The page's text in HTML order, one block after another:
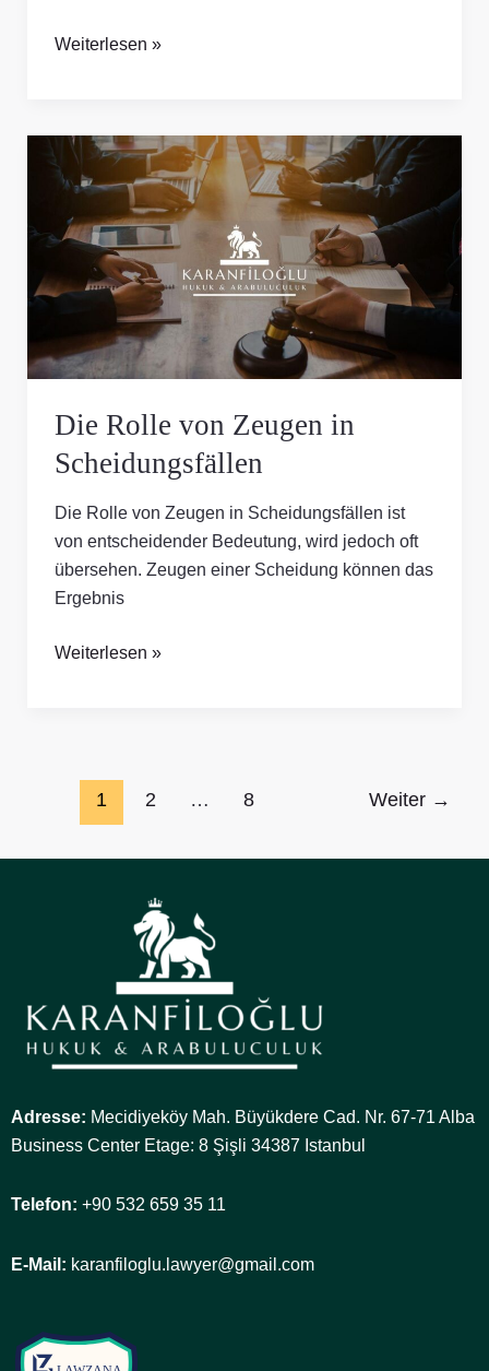
Weiterlesen »
Die Rolle von Zeugen in
Scheidungsfällen
Die Rolle von Zeugen in Scheidungsfällen ist
von entscheidender Bedeutung, wird jedoch oft
übersehen. Zeugen einer Scheidung können das
Ergebnis
Die
Rolle
Zeugen
Scheidungsfällen
Weiterlesen »
1 2 … 8 Weiter →
Adresse: Mecidiyeköy Mah. Büyükdere Cad. Nr. 67-71 Alba
Business Center Etage: 8 Şişli 34387 Istanbul
Telefon: +90 532 659 35 11
E-Mail: karanfiloglu.lawyer@gmail.com